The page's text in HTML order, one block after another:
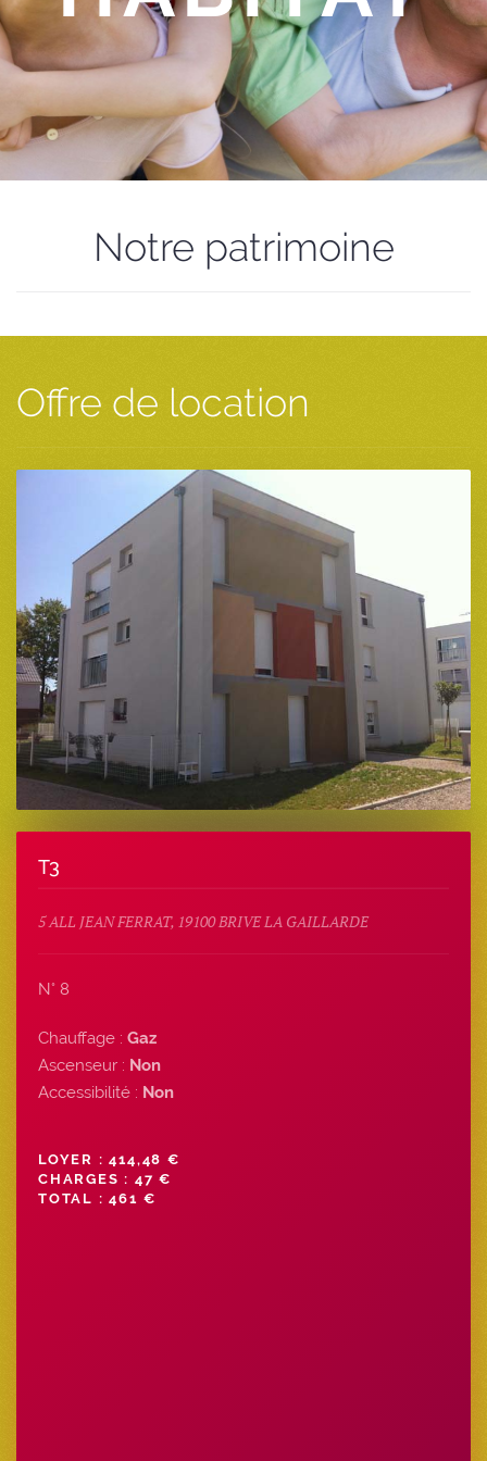
Notre patrimoine
Offre de location
T3
5 ALL JEAN FERRAT, 19100 BRIVE LA GAILLARDE
N° 8
Chauffage : Gaz
Ascenseur : Non
Accessibilité : Non
LOYER : 414,48 €
CHARGES : 47 €
TOTAL : 461 €